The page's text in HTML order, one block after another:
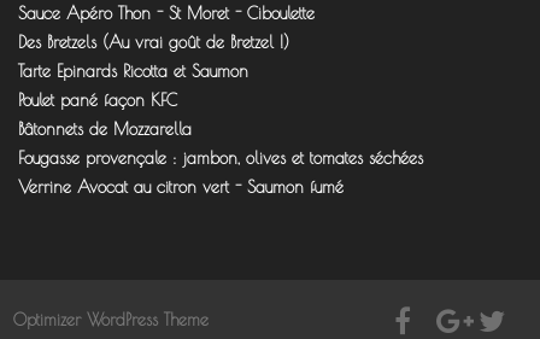
Sauce Apéro Thon - St Moret - Ciboulette
Des Bretzels (Au vrai goût de Bretzel !)
Tarte Epinards Ricotta et Saumon
Poulet pané façon KFC
Bâtonnets de Mozzarella
Fougasse provençale : jambon, olives et tomates séchées
Verrine Avocat au citron vert - Saumon fumé
Optimizer WordPress Theme